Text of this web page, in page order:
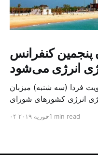
پنجمین کنفرانس
انرژی می‌شود
فردا (سه شنبه) میزبان
انرژی کشورهای شورای
و گاز در این کنفرانس
۰۴ فوریه ۲۰۱۹1 min read